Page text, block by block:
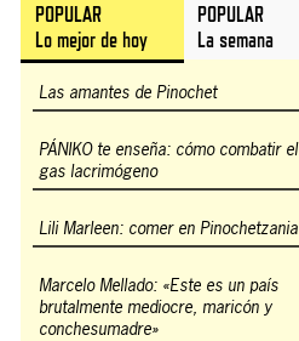
POPULAR
Lo mejor de hoy
POPULAR
La semana
Las amantes de Pinochet
PÁNIKO te enseña: cómo combatir el
gas lacrimógeno
Lili Marleen: comer en Pinochetzania
Marcelo Mellado: «Este es un país
brutalmente mediocre, maricón y
conchesumadre»